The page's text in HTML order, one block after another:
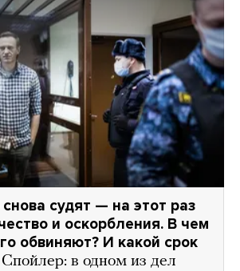
судят — на этот раз
и оскорбления. В чем
обвиняют? И какой срок
Спойлер: в одном из дел